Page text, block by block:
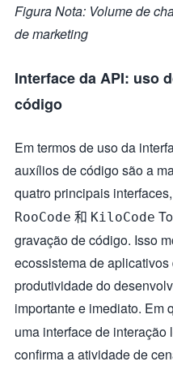
Figura Nota: Volume de
de marketing
Interface da API: uso
código
Em termos de uso da
auxílios de código são a
quatro principais
RooCode 和 KiloCode
gravação de código. Isso
ecossistema de
produtividade do
importante e imediato. Em
uma interface de
confirma a atividade de